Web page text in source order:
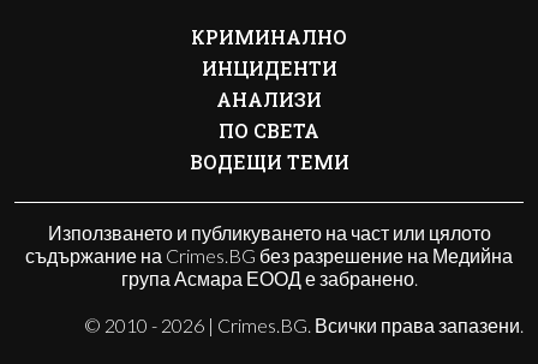
КРИМИНАЛНО
ИНЦИДЕНТИ
АНАЛИЗИ
ПО СВЕТА
ВОДЕЩИ ТЕМИ
Използването и публикуването на част или цялото
съдържание на Crimes.BG без разрешение на Медийна
група Асмара ЕООД е забранено.
© 2010 - 2026 | Crimes.BG. Всички права запазени.